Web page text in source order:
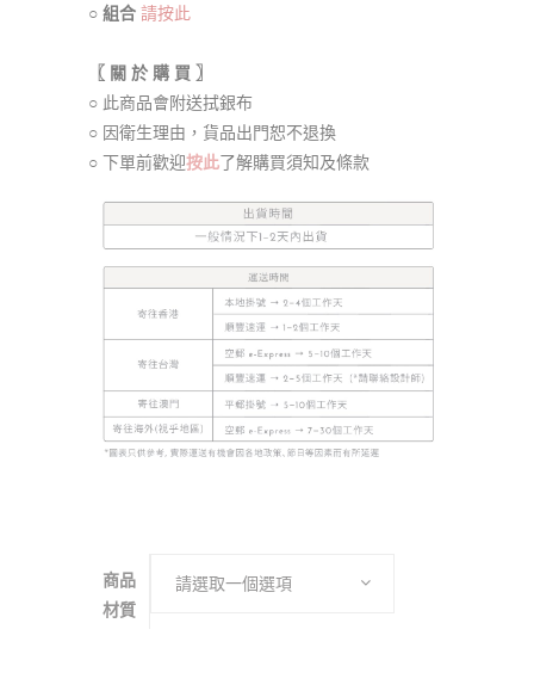
○ 組合 請按此
〖 關 於 購 買 〗
○ 此商品會附送拭銀布
○ 因衛生理由，貨品出門恕不退換
○ 下單前歡迎按此了解購買須知及條款
商品
材質
請選取一個選項